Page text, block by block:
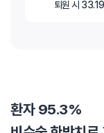
퇴원 시
환자 95.3%